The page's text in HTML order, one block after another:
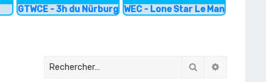
GTWCE - 3h du NürburgringWEC - Lone Star Le Mans
Rechercher